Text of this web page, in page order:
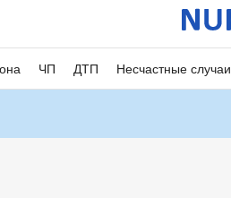
ЧП ДТП Несчастные случаи